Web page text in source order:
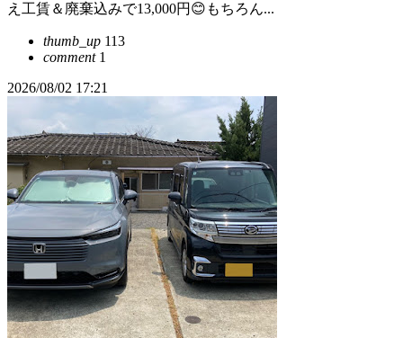
え工賃＆廃棄込みで13,000円😊もちろん...
thumb_up 113
comment1
2026/08/02 17:21